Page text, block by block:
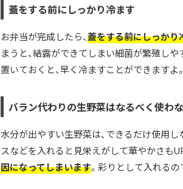
蓋をする前にしっかり冷ます
お弁当が完成したら、蓋をする前にしっかり
まうと、結露ができてしまい細菌が繁殖し
置いておくと、早く冷ますことができますよ。
バラン代わりの生野菜はなるべく使わ
水分が出やすい生野菜は、できるだけ使用
スなどを入れると見栄えがして華やかさも
因になってしまいます。彩りとして入れるの